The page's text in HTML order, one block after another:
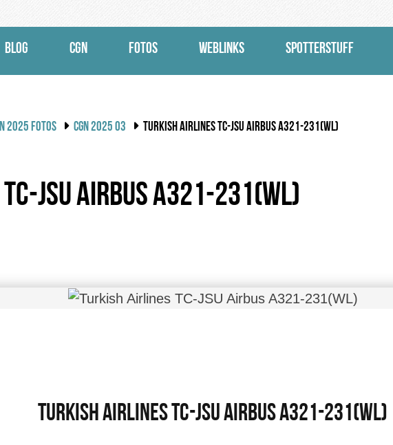
BLOG CGN FOTOS WEBLINKS SPOTTERSTUFF
2025 FOTOS CGN 2025 03 TURKISH AIRLINES TC-JSU AIRBUS A321-231(WL)
JSU Airbus A321-231(WL)
Turkish Airlines TC-JSU Airbus A321-231(WL)